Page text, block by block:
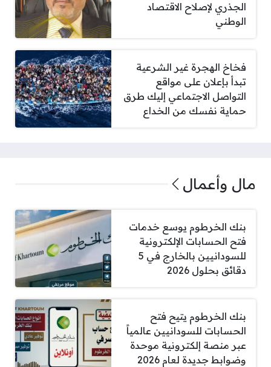
الجذري لإصلاح الاقتصاد
الوطني
فخاخ الهجرة غير الشرعية
تبدأ بإعلان على مواقع
التواصل الاجتماعي إليك طرق
حماية نفسك من الخداع
مال وأعمال
بنك الخرطوم يوسع خدمات
فتح الحسابات الإلكترونية
للسودانيين بالخارج في 5
دقائق بحلول 2026
بنك الخرطوم يتيح فتح
الحسابات للسودانيين عالمياً
عبر منصة إلكترونية موحدة
وضوابط جديدة لعام 2026